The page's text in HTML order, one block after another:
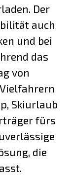
Der
auch
und bei
das
von
Skiurlaub
fürs
die